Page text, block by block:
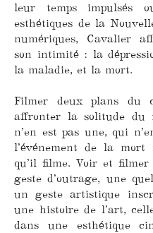
leur temps impulsés
esthétiques de la
numériques, Cavalier
son intimité : la
la maladie, et la mort.
Filmer deux plans du
affronter la solitude
n’en est pas une, qui
l’événement de la
qu’il filme. Voir et
geste d’outrage, une
un geste artistique
une histoire de l’art,
dans une esthétique